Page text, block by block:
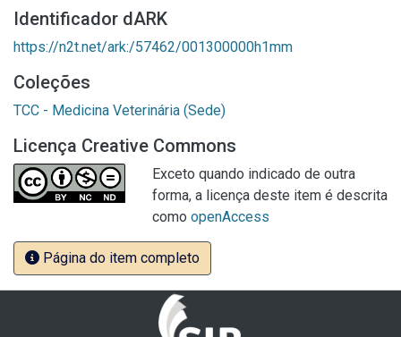
Identificador dARK
https://n2t.net/ark:/57462/001300000h1mm
Coleções
TCC - Medicina Veterinária (Sede)
Licença Creative Commons
Exceto quando indicado de outra
forma, a licença deste item é descrita
como openAccess
Página do item completo